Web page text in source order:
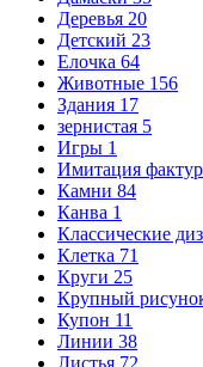
Деревья 20
Детский 23
Елочка 64
Животные 156
Здания 17
зернистая 5
Игры 1
Имитация
Камни 84
Канва 1
Классические
Клетка 71
Круги 25
Крупный
Купон 11
Линии 38
Листья 72